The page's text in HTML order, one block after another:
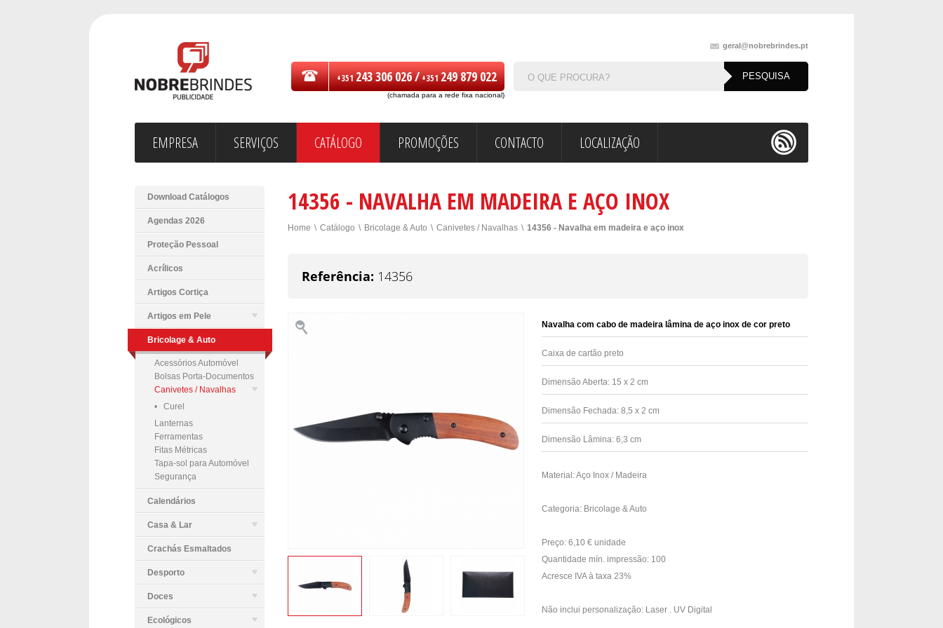
geral@nobrebrindes.pt
+351243 306 026 /+351249 879 022
(chamada para a rede fixa nacional)
EMPRESA SERVIÇOS CATÁLOGO PROMOÇÕES CONTACTO LOCALIZAÇÃO
Download Catálogos
Agendas 2026
Proteção Pessoal
Acrílicos
Artigos Cortiça
Artigos em Pele
Bricolage & Auto
Acessórios Automóvel
Bolsas Porta-Documentos
Canivetes / Navalhas
• Curel
Lanternas
Ferramentas
Fitas Métricas
Tapa-sol para Automóvel
Segurança
Calendários
Casa & Lar
Crachás Esmaltados
Desporto
Doces
Ecológicos
14356 - NAVALHA EM MADEIRA E AÇO INOX
Home \ Catálogo \ Bricolage & Auto \ Canivetes / Navalhas \ 14356 - Navalha em madeira e aço inox
Referência: 14356
Navalha com cabo de madeira lâmina de aço inox de cor preto
Caixa de cartão preto
Dimensão Aberta: 15 x 2 cm
Dimensão Fechada: 8,5 x 2 cm
Dimensão Lâmina: 6,3 cm
Material: Aço Inox / Madeira
Categoria: Bricolage & Auto
Preço: 6,10 € unidade
Quantidade mín. impressão: 100
Acresce IVA à taxa 23%
Não inclui personalização: Laser . UV Digital